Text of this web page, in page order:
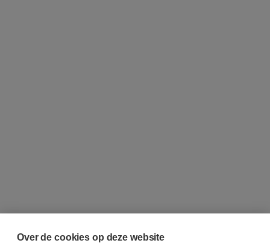
Over de cookies op deze website